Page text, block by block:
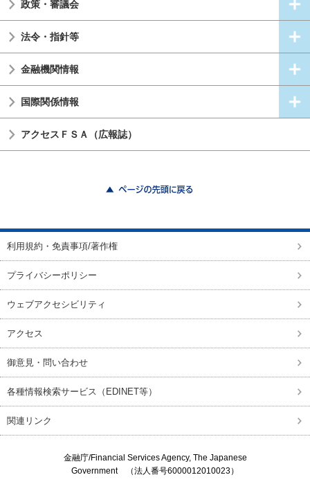
政策・審議会
法令・指針等
金融機関情報
国際関係情報
アクセスＦＳＡ（広報誌）
利用規約・免責事項/著作権
プライバシーポリシー
ウェブアクセシビリティ
アクセス
御意見・問い合わせ
各種情報検索サービス（EDINET等）
関連リンク
金融庁/Financial Services Agency, The Japanese
Government（法人番号6000012010023）